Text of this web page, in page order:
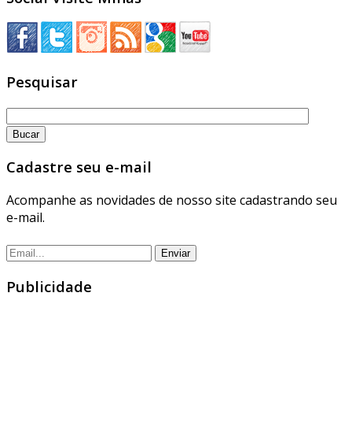
Pesquisar
Cadastre seu e-mail
Acompanhe as novidades de nosso site cadastrando seu
e-mail.
Publicidade